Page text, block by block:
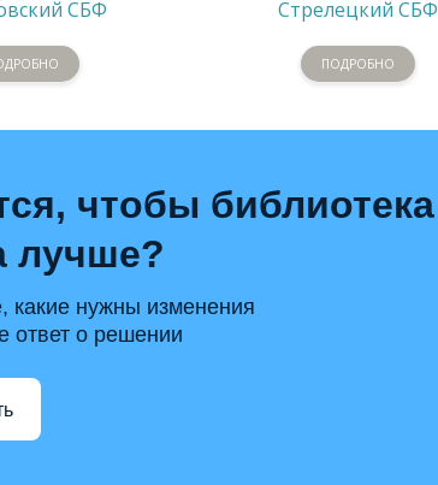
СБФ Стрелецкий СБФ
ПОДРОБНО
чтобы библиотека
лучше?
какие нужны изменения
ответ о решении